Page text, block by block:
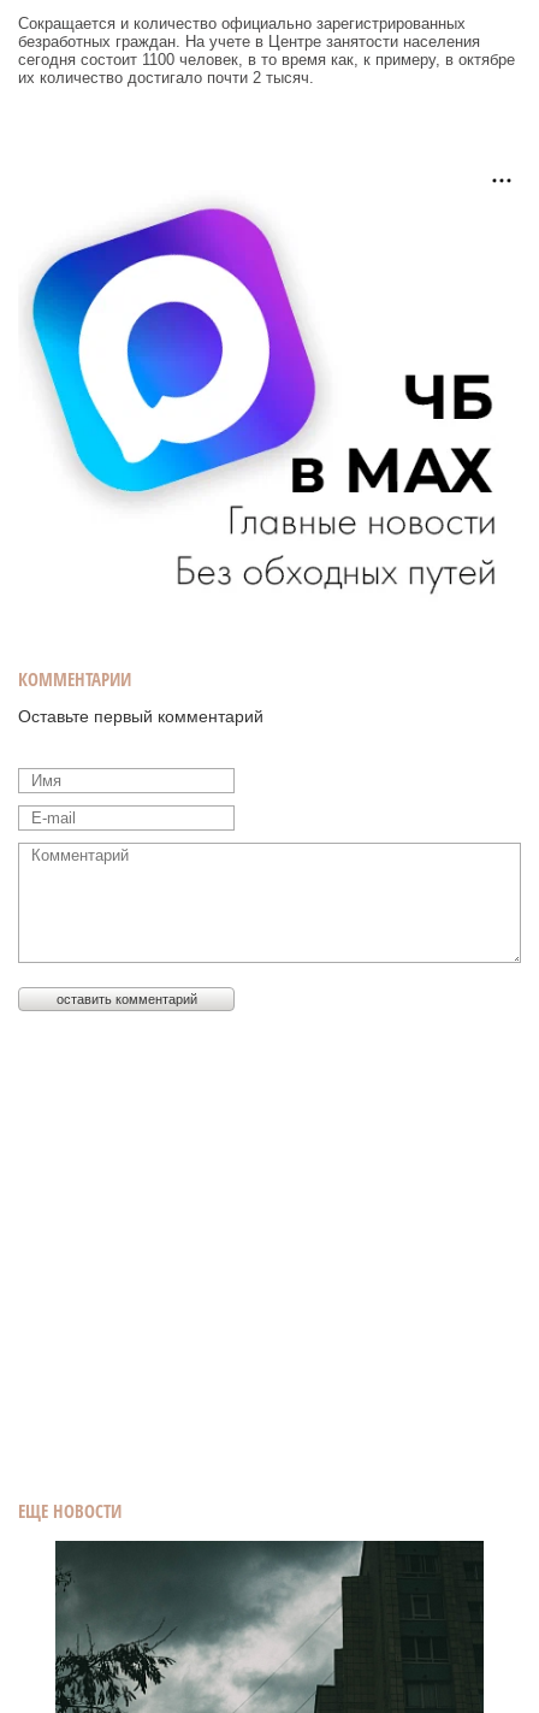
ЕЩЕ НОВОСТИ
Сокращается и количество официально зарегистрированных
безработных граждан. На учете в Центре занятости населения
сегодня состоит 1100 человек, в то время как, к примеру, в октябре
их количество достигало почти 2 тысяч.
КОММЕНТАРИИ
Оставьте первый комментарий